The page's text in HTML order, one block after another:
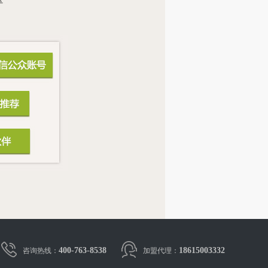
咨询热线： 400-763-8538 加盟代理： 18615003332